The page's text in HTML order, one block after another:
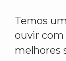
Temos
ouvir com
melhores